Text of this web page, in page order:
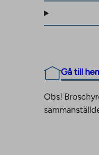
Gå till
Obs!